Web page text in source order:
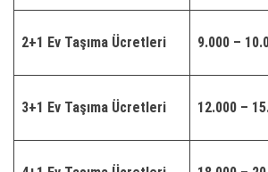
2+1 Ev Taşıma Ücretleri 9.000 –
3+1 Ev Taşıma Ücretleri 12.000 –